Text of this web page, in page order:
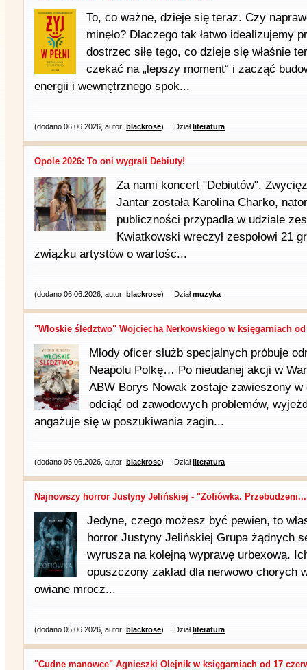
To, co ważne, dzieje się teraz. Czy
minęło? Dlaczego tak łatwo idealizujemy
dostrzec siłę tego, co dzieje się właśnie
czekać na „lepszy moment“ i zacząć
energii i wewnętrznego spok...
(dodano 06.06.2026, autor: blackrose) Działliteratura
Opole 2026: To oni wygrali Debiuty!
Za nami koncert "Debiutów".
Jantar została Karolina Charko,
publiczności przypadła w udziale
Kwiatkowski wręczył zespołowi 21
związku artystów o wartośc...
(dodano 06.06.2026, autor: blackrose) Działmuzyka
"Włoskie śledztwo" Wojciecha Nerkowskiego w księgarniach
Młody oficer służb specjalnych próbuje
Neapolu Polkę… Po nieudanej akcji w
ABW Borys Nowak zostaje zawieszony
odciąć od zawodowych problemów,
angażuje się w poszukiwania zagin...
(dodano 05.06.2026, autor: blackrose) Działliteratura
Najnowszy horror Justyny Jelińskiej - "Zofiówka. Przebudzeni...
Jedyne, czego możesz być pewien, to
horror Justyny Jelińskiej Grupa żądnych
wyrusza na kolejną wypra­wę urbexową.
opuszczony zakład dla nerwowo chorych
owiane mrocz...
(dodano 05.06.2026, autor: blackrose) Działliteratura
"Cudne manowce" Agnieszki Olejnik w księgarniach od 17